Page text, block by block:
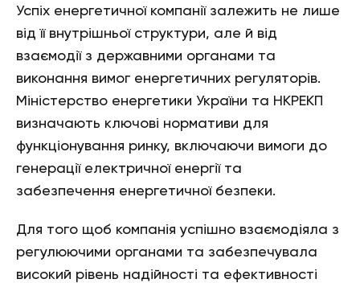
Успіх енергетичної компанії залежить не лише
від її внутрішньої структури, але й від
взаємодії з державними органами та
виконання вимог енергетичних регуляторів.
Міністерство енергетики України та НКРЕКП
визначають ключові нормативи для
функціонування ринку, включаючи вимоги до
генерації електричної енергії та
забезпечення енергетичної безпеки.
Для того щоб компанія успішно взаємодіяла з
регулюючими органами та забезпечувала
високий рівень надійності та ефективності